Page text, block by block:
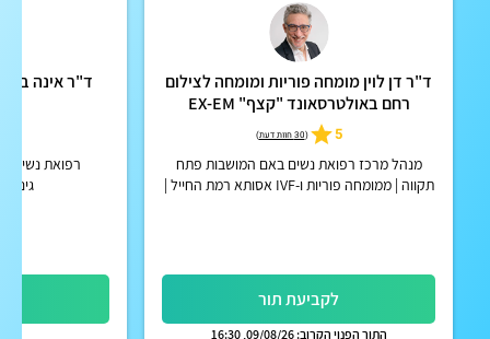
ד"ר דן לוין מומחה פוריות ומומחה לצילום
רחם באולטרסאונד "קצף" EX-EM
5
(30 חוות דעת )
מנהל מרכז רפואת נשים באם המושבות פתח
תקווה | ממומחה פוריות ו-IVF אסותא רמת החייל |
לקביעת תור
התור הפנוי הקרוב: 09/08/26, 16:30
ד"ר אינה
רפואת נשים